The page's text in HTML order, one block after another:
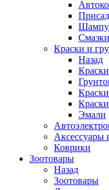
Краски и
Назад
Краски
Эмали
Аксессуары
Коврики
Зоотовары
Назад
Зоотовары